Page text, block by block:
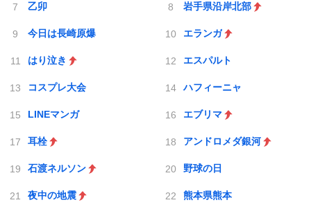
乙卯 岩手県沿岸北部
今日は長崎原爆 エランガ
はり泣き エスパルト
コスプレ大会 ハフィーニャ
LINEマンガ エブリマ
耳栓 アンドロメダ銀河
石渡ネルソン 野球の日
夜中の地震 熊本県熊本